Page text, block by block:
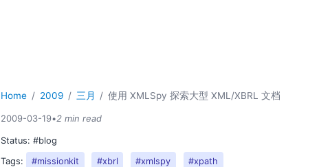
Home 2009 三月 使用 XMLSpy 探索大型 XML/XBRL 文档
2009-03-19•2 min read
Status:#blog
Tags:
#missionkit #xbrl #xmlspy #xpath